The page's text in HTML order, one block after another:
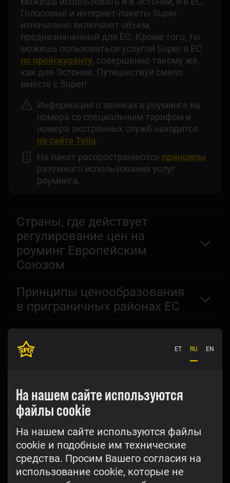
ET RU EN
На нашем сайте используются
файлы cookie
На нашем сайте используются файлы
cookie и подобные им технические
средства. Просим Вашего согласия на
использование cookie, которые не
Голосовые и интернет-пакеты Super
изначально включают объем,
предназначенный для ЕС. Кроме того, ты
можешь пользоваться услугой Super в ЕС
по прейскуранту, совершенно такому же,
как для Эстонии. Путешествуй смело
вместе с Super!
Информация о звонках в роуминге на
номера со специальным тарифом и
номера экстренных служб находится
на сайте Telia.
На пакет распространяются принципы
разумного использования услуг
роуминга.
Страны, где действует
регулирование цен на
роуминг Европейским
Союзом
Принципы ценообразования
в приграничных районах ЕС